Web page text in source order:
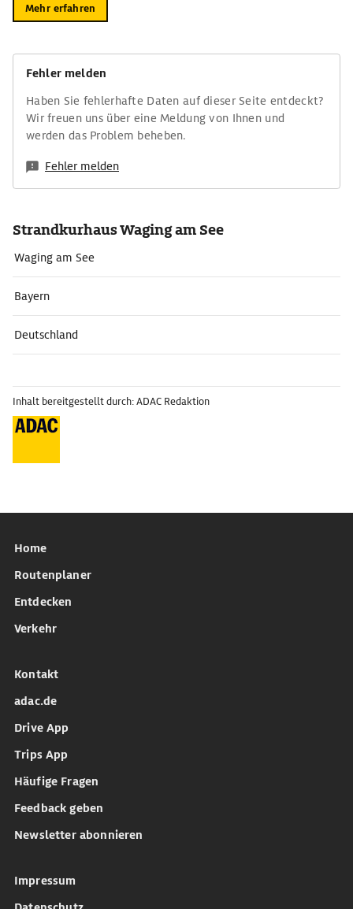
Mehr erfahren
Fehler melden
Haben Sie fehlerhafte Daten auf dieser Seite entdeckt?
Wir freuen uns über eine Meldung von Ihnen und
werden das Problem beheben.
Fehler melden
Strandkurhaus Waging am See
Waging am See
Bayern
Deutschland
Inhalt bereitgestellt durch: ADAC Redaktion
Home
Routenplaner
Entdecken
Verkehr
Kontakt
adac.de
Drive App
Trips App
Häufige Fragen
Feedback geben
Newsletter abonnieren
Impressum